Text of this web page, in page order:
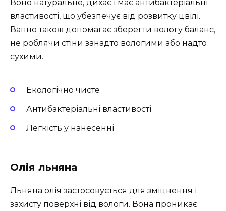
Воно натуральне, дихає і має антибактеріальні
властивості, що убезпечує від розвитку цвілі.
Вапно також допомагає зберегти вологу баланс,
не роблячи стіни занадто вологими або надто
сухими.
Екологічно чисте
Антибактеріальні властивості
Легкість у нанесенні
Олія льняна
Льняна олія застосовується для зміцнення і
захисту поверхні від вологи. Вона проникає